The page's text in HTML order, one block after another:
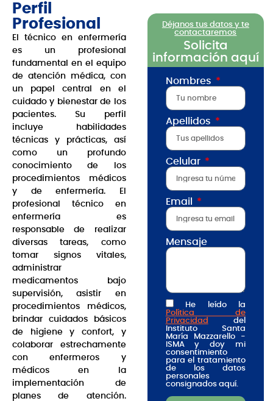
Perfil
Profesional
El técnico en enfermería
es un profesional
fundamental en el equipo
de atención médica, con
un papel central en el
cuidado y bienestar de los
pacientes. Su perfil
incluye habilidades
técnicas y prácticas, así
como un profundo
conocimiento de los
procedimientos médicos
y de enfermería. El
profesional técnico en
enfermería es
responsable de realizar
diversas tareas, como
tomar signos vitales,
administrar
medicamentos bajo
supervisión, asistir en
procedimientos médicos,
brindar cuidados básicos
de higiene y confort, y
colaborar estrechamente
con enfermeros y
médicos en la
implementación de
planes de atención.
Déjanos tus datos y te
contactaremos
Solicita
información aquí
Nombres
Apellidos
Celular
Email
Mensaje
He leído la
Política de
Privacidad
del
Instituto Santa
María Mazzarello -
ISMA y doy mi
consentimiento
para el tratamiento
de los datos
personales
consignados aquí.